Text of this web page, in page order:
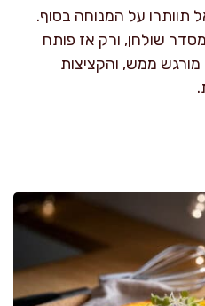
תוותרו על המנוחה בסוף.
שולחן, ורק אז פותח
ממש, והקציצות